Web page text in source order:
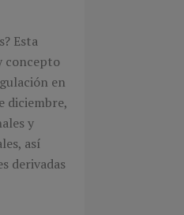
Esta
concepto
en
diciembre,
y
así
derivadas